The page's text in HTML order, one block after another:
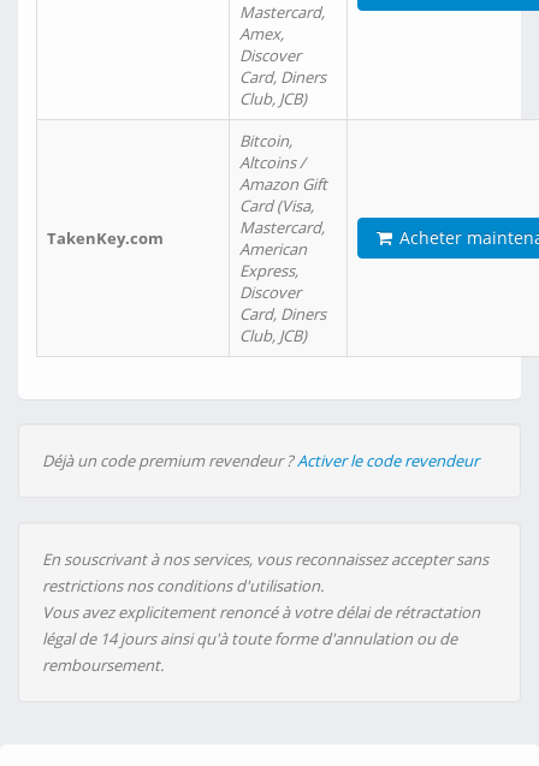
Mastercard,
Amex,
Discover
Card, Diners
Club, JCB)
TakenKey.com
Bitcoin,
Altcoins /
Amazon Gift
Card (Visa,
Mastercard,
American
Express,
Discover
Card, Diners
Club, JCB)
Acheter
Déjà un code premium revendeur ?Activer le code revendeur
En souscrivant à nos services, vous reconnaissez accepter sans
restrictions nos conditions d'utilisation.
Vous avez explicitement renoncé à votre délai de rétractation
légal de 14 jours ainsi qu'à toute forme d'annulation ou de
remboursement.